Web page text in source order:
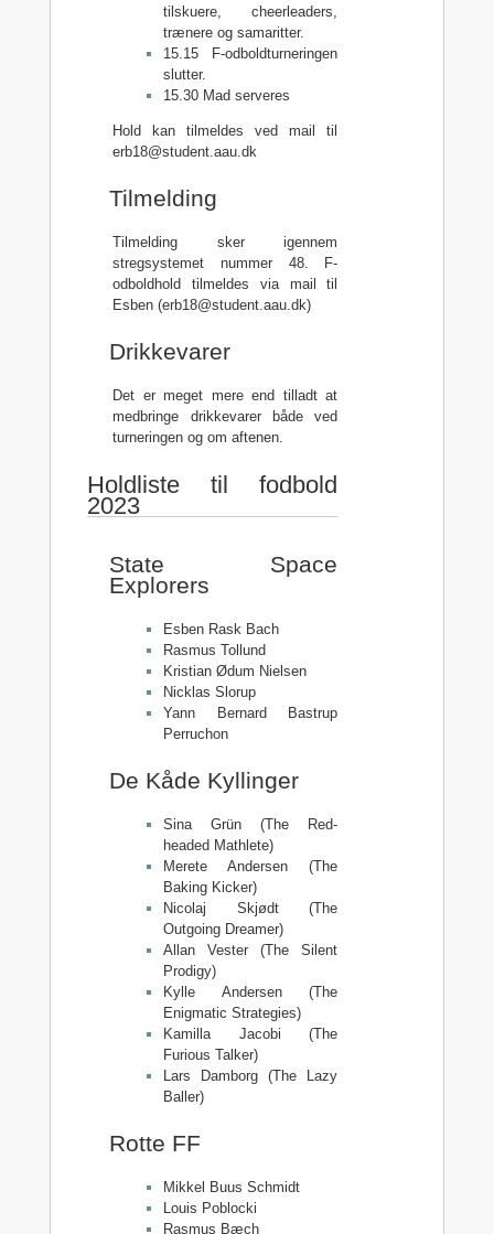
tilskuere, cheerleaders,
trænere og samaritter.
15.15 F-odboldturneringen
slutter.
15.30 Mad serveres
Hold kan tilmeldes ved mail til
erb18@student.aau.dk
Tilmelding
Tilmelding sker igennem
stregsystemet nummer 48. F-
odboldhold tilmeldes via mail til
Esben (erb18@student.aau.dk)
Drikkevarer
Det er meget mere end tilladt at
medbringe drikkevarer både ved
turneringen og om aftenen.
Holdliste til fodbold
2023
State Space
Explorers
Esben Rask Bach
Rasmus Tollund
Kristian Ødum Nielsen
Nicklas Slorup
Yann Bernard Bastrup
Perruchon
De Kåde Kyllinger
Sina Grün (The Red-
headed Mathlete)
Merete Andersen (The
Baking Kicker)
Nicolaj Skjødt (The
Outgoing Dreamer)
Allan Vester (The Silent
Prodigy)
Kylle Andersen (The
Enigmatic Strategies)
Kamilla Jacobi (The
Furious Talker)
Lars Damborg (The Lazy
Baller)
Rotte FF
Mikkel Buus Schmidt
Louis Poblocki
Rasmus Bæch